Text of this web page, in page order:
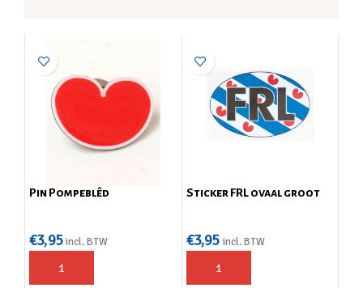
Pin Pompeblêd
€3,95 incl. BTW
Sticker FRL ovaal groot
€3,95 incl. BTW